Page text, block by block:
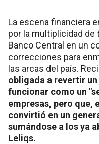
La escena financiera
por la multiplicidad de
Banco Central en un
correcciones para
las arcas del país.
obligada a revertir
funcionar como un
empresas, pero que,
convirtió en un
sumándose a los ya
Leliqs.